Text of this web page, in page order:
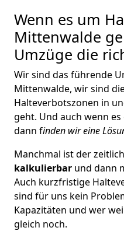
Wenn es um
Mittenwalde
Umzüge die
Wir sind das führende
Mittenwalde, wir sind
Halteverbotszonen in
geht. Und auch wenn
dann finden wir eine
Manchmal ist der
kalkulierbar und dann
Auch kurzfristige
sind für uns kein
Kapazitäten und wer
gleich noch.